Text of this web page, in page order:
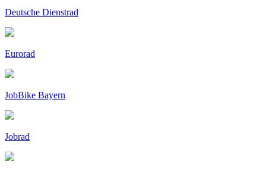
Deutsche Dienstrad
Eurorad
JobBike Bayern
Jobrad